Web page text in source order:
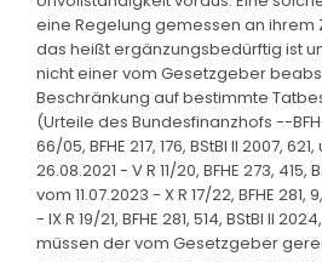
eine Regelung gemessen an ihrem
das heißt ergänzungsbedürftig ist
nicht einer vom Gesetzgeber
Beschränkung auf bestimmte
(Urteile des Bundesfinanzhofs --
66/05, BFHE 217, 176, BStBl II 2007,
26.08.2021 - V R 11/20, BFHE 273, 415,
vom 11.07.2023 - X R 17/22, BFHE
- IX R 19/21, BFHE 281, 514, BStBl II
müssen der vom Gesetzgeber